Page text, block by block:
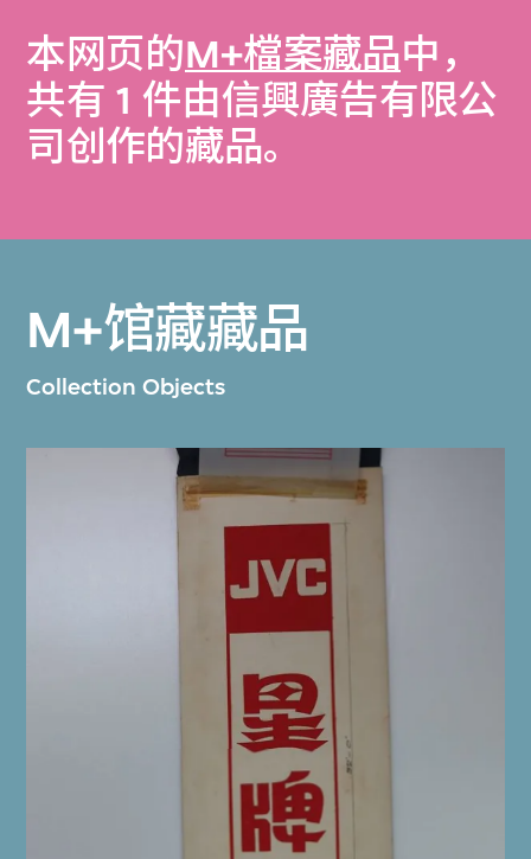
本网页的M+檔案藏品中，
共有 1 件由信興廣告有限公
司创作的藏品。
M+馆藏藏品
Collection Objects